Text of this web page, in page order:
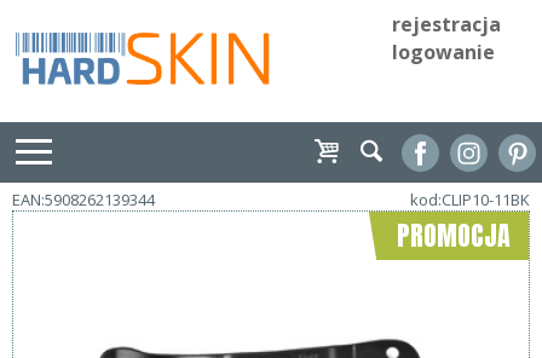
rejestracja
logowanie
EAN:5908262139344 kod:CLIP10-11BK
PROMOCJA